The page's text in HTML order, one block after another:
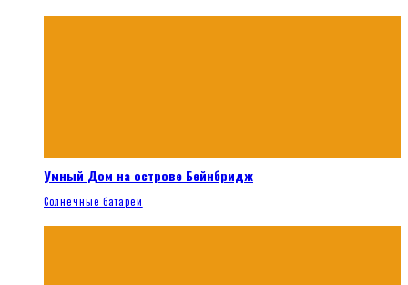
Умный Дом на острове Бейнбридж
Солнечные батареи